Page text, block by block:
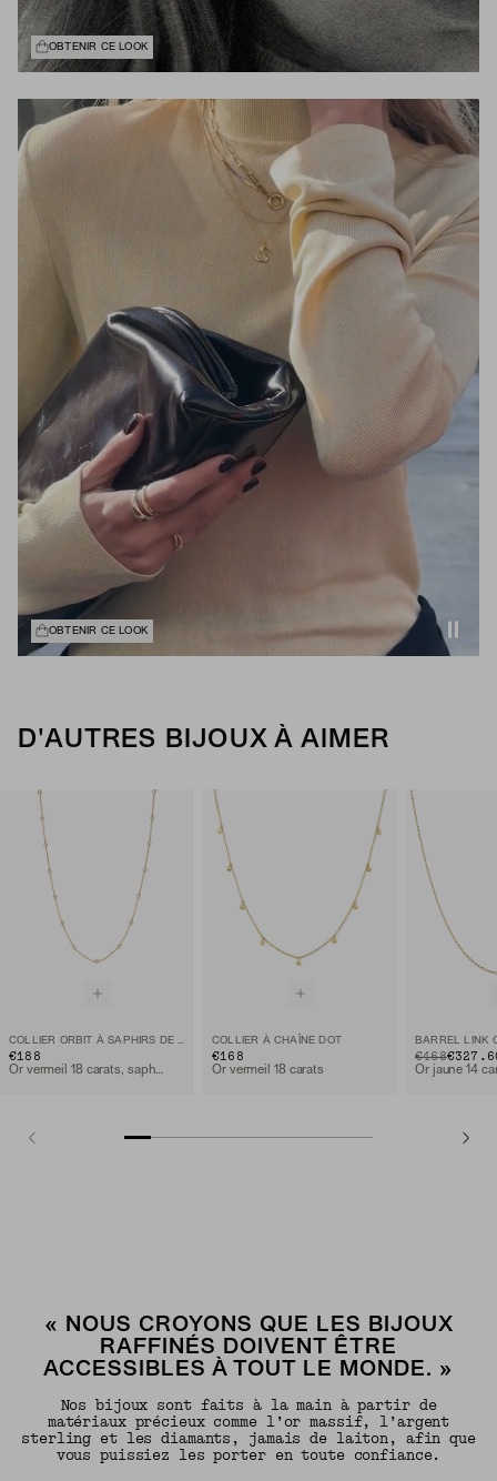
OBTENIR CE LOOK
OBTENIR CE LOOK
D'AUTRES BIJOUX À AIMER
COLLIER ORBIT À SAPHIRS DE LABORATOIRE
€188
COLLIER À CHAÎNE DOT
€168
Or vermeil 18 carats
ORIGINAL
€468TO
Or jaune 14
« NOUS CROYONS QUE LES BIJOUX
RAFFINÉS DOIVENT ÊTRE
ACCESSIBLES À TOUT LE MONDE. »
Nos bijoux sont faits à la main à partir de
matériaux précieux comme l’or massif, l’argent
sterling et les diamants, jamais de laiton, afin que
vous puissiez les porter en toute confiance.